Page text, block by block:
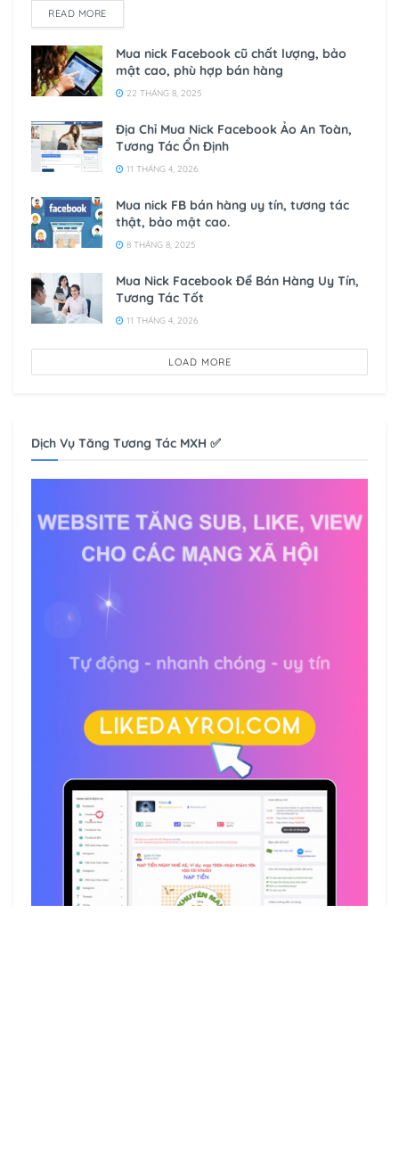
READ MORE
Mua nick Facebook cũ chất lượng, bảo
mật cao, phù hợp bán hàng
22 THÁNG 8, 2025
Địa Chỉ Mua Nick Facebook Ảo An Toàn,
Tương Tác Ổn Định
11 THÁNG 4, 2026
Mua nick FB bán hàng uy tín, tương tác
thật, bảo mật cao.
8 THÁNG 8, 2025
Mua Nick Facebook Để Bán Hàng Uy Tín,
Tương Tác Tốt
11 THÁNG 4, 2026
LOAD MORE
Dịch Vụ Tăng Tương Tác MXH ✅